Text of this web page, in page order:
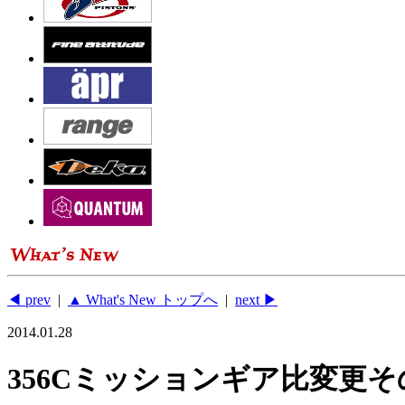
◀ prev | ▲ What's New トップへ | next ▶
2014.01.28
356Cミッションギア比変更そ